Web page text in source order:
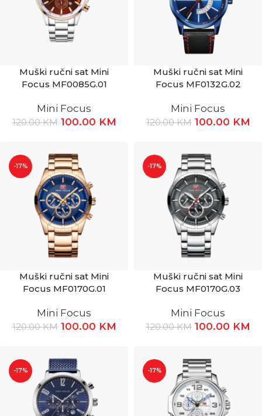
Muški ručni sat Mini
Focus MF0085G.01
Mini Focus
120.00KM 100.00 KM
Muški ručni sat Mini
Focus MF0132G.02
Mini Focus
120.00KM 100.00 KM
-17%
Muški ručni sat Mini
Focus MF0170G.01
Mini Focus
120.00KM 100.00 KM
-17%
Muški ručni sat Mini
Focus MF0170G.03
Mini Focus
120.00KM 100.00 KM
-17% -17%